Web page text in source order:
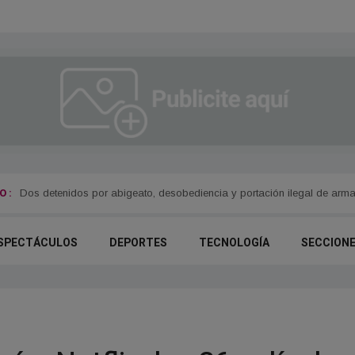
: Dos detenidos por abigeato, desobediencia y portación ilegal de arma
DEPORTES TECNOLOGÍA